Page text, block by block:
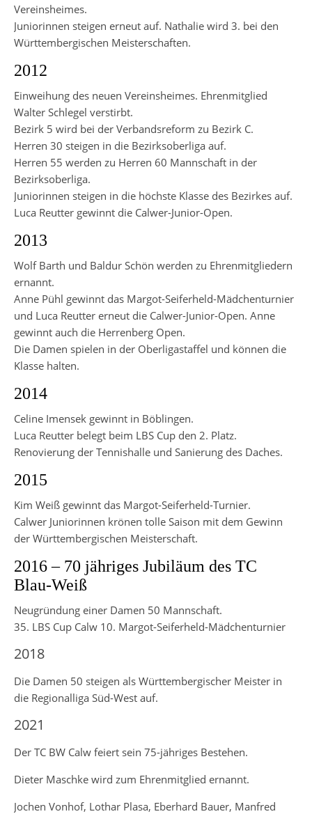
Vereinsheimes.
Juniorinnen steigen erneut auf. Nathalie wird 3. bei den
Württembergischen Meisterschaften.
2012
Einweihung des neuen Vereinsheimes. Ehrenmitglied
Walter Schlegel verstirbt.
Bezirk 5 wird bei der Verbandsreform zu Bezirk C.
Herren 30 steigen in die Bezirksoberliga auf.
Herren 55 werden zu Herren 60 Mannschaft in der
Bezirksoberliga.
Juniorinnen steigen in die höchste Klasse des Bezirkes auf.
Luca Reutter gewinnt die Calwer-Junior-Open.
2013
Wolf Barth und Baldur Schön werden zu Ehrenmitgliedern
ernannt.
Anne Pühl gewinnt das Margot-Seiferheld-Mädchenturnier
und Luca Reutter erneut die Calwer-Junior-Open. Anne
gewinnt auch die Herrenberg Open.
Die Damen spielen in der Oberligastaffel und können die
Klasse halten.
2014
Celine Imensek gewinnt in Böblingen.
Luca Reutter belegt beim LBS Cup den 2. Platz.
Renovierung der Tennishalle und Sanierung des Daches.
2015
Kim Weiß gewinnt das Margot-Seiferheld-Turnier.
Calwer Juniorinnen krönen tolle Saison mit dem Gewinn
der Württembergischen Meisterschaft.
2016 – 70 jähriges Jubiläum des TC
Blau-Weiß
Neugründung einer Damen 50 Mannschaft.
35. LBS Cup Calw 10. Margot-Seiferheld-Mädchenturnier
2018
Die Damen 50 steigen als Württembergischer Meister in
die Regionalliga Süd-West auf.
2021
Der TC BW Calw feiert sein 75-jähriges Bestehen.
Dieter Maschke wird zum Ehrenmitglied ernannt.
Jochen Vonhof, Lothar Plasa, Eberhard Bauer, Manfred